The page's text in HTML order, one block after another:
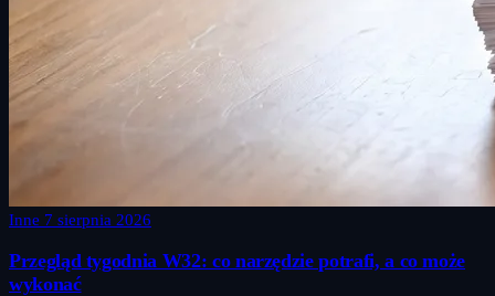
Inne 7 sierpnia 2026
Przegląd tygodnia W32: co narzędzie potrafi, a co może
wykonać